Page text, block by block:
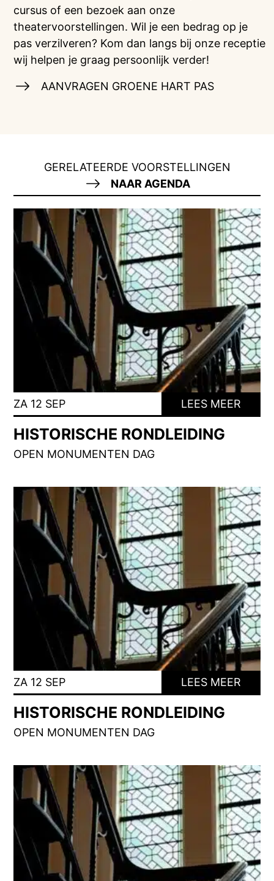
cursus of een bezoek aan onze
theatervoorstellingen. Wil je een bedrag op je
pas verzilveren? Kom dan langs bij onze receptie
wij helpen je graag persoonlijk verder!
AANVRAGEN GROENE HART PAS
GERELATEERDE VOORSTELLINGEN
NAAR AGENDA
ZA 12 SEP LEES MEER
HISTORISCHE RONDLEIDING
OPEN MONUMENTEN DAG
ZA 12 SEP LEES MEER
HISTORISCHE RONDLEIDING
OPEN MONUMENTEN DAG